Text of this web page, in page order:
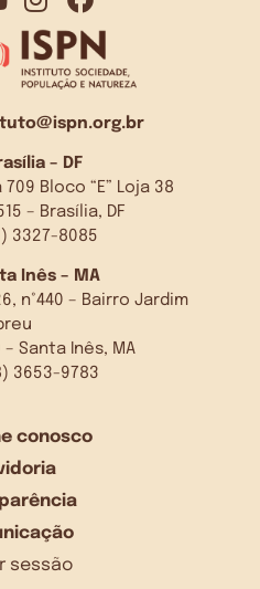
– DF
709 Bloco “E” Loja 38
– Brasília, DF
3327-8085
Inês – MA
n°440 – Bairro Jardim
– Santa Inês, MA
3653-9783
conosco
sessão